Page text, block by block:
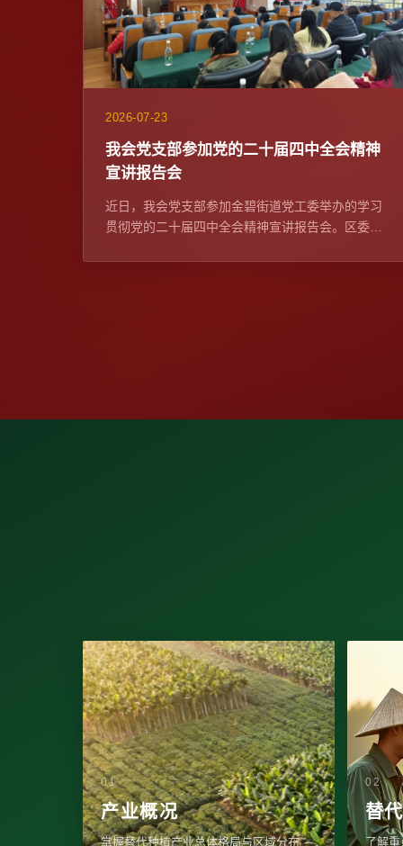
2026-07-23
我会党支部参加党的二十届四中全会精神
宣讲报告会
近日，我会党支部参加金碧街道党工委举办的学习
贯彻党的二十届四中全会精神宣讲报告会。区委宣
产业概况
掌握替代种植产业总体格局与区域分布
替
了解重